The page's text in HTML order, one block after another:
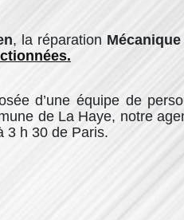
, la réparation Mécanique
.
d’une équipe de
de La Haye, notre
3 h 30 de Paris.